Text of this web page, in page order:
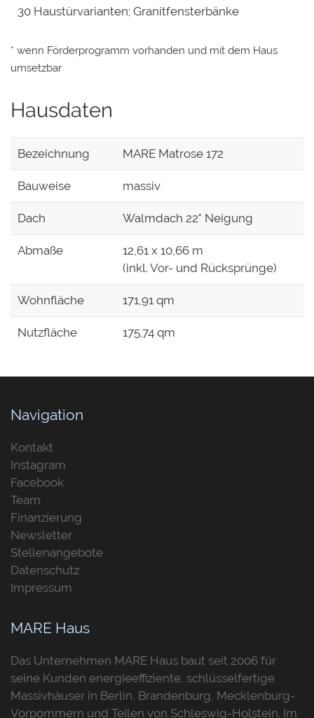
30 Haustürvarianten; Granitfensterbänke
* wenn Förderprogramm vorhanden und mit dem Haus
umsetzbar
Hausdaten
Bezeichnung MARE Matrose 172
Bauweise massiv
Dach Walmdach 22° Neigung
Abmaße
12,61 x 10,66 m
(inkl. Vor- und Rücksprünge)
Wohnfläche 171,91 qm
Nutzfläche 175,74 qm
Navigation
Kontakt
Instagram
Facebook
Team
Finanzierung
Newsletter
Stellenangebote
Datenschutz
Impressum
MARE Haus
Das Unternehmen MARE Haus baut seit 2006 für
seine Kunden energieeffiziente, schlüsselfertige
Massivhäuser in Berlin, Brandenburg, Mecklenburg-
Vorpommern und Teilen von Schleswig-Holstein. Im